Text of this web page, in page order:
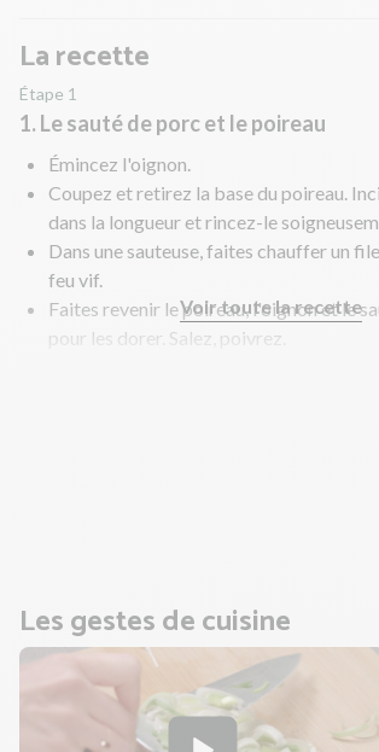
La recette
Étape 1
1. Le sauté de porc et le poireau
Émincez l'oignon.
Coupez et retirez la base du poireau.
dans la longueur et rincez-le
Dans une sauteuse, faites chauffer un
feu vif.
Faites revenir le poireau, l'oignon et le
pour les dorer. Salez, poivrez.
Voir toute la recette
Les gestes de cuisine